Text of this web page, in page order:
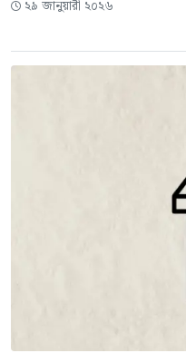
২৯ জানুয়ারী ২০২৬